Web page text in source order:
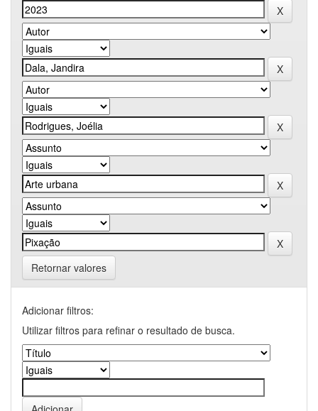
Retornar valores
Adicionar filtros:
Utilizar filtros para refinar o resultado de busca.